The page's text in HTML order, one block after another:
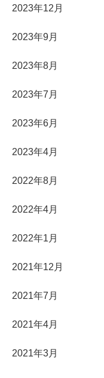
2023年12月
2023年9月
2023年8月
2023年7月
2023年6月
2023年4月
2022年8月
2022年4月
2022年1月
2021年12月
2021年7月
2021年4月
2021年3月